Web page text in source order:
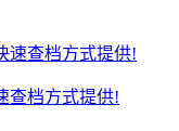
查档方式提供!